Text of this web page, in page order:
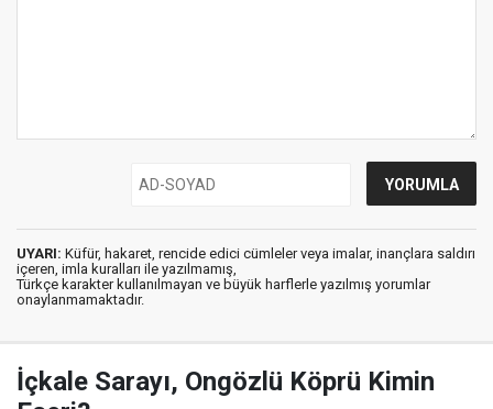
UYARI: Küfür, hakaret, rencide edici cümleler veya imalar, inançlara saldırı
içeren, imla kuralları ile yazılmamış,
Türkçe karakter kullanılmayan ve büyük harflerle yazılmış yorumlar
onaylanmamaktadır.
İçkale Sarayı, Ongözlü Köprü Kimin